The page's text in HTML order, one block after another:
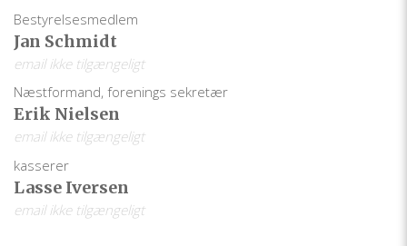
Bestyrelsesmedlem
Jan Schmidt
email ikke tilgængeligt
Næstformand, forenings sekretær
Erik Nielsen
email ikke tilgængeligt
kasserer
Lasse Iversen
email ikke tilgængeligt